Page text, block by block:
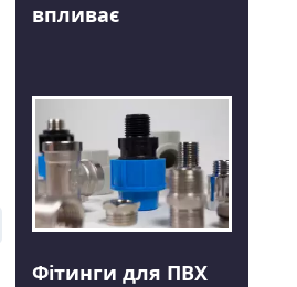
впливає
Фітинги для ПВХ